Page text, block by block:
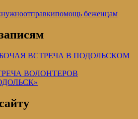
нужноотправкипомощь беженцам
ВСТРЕЧА В ПОДОЛЬСКОМ
ВОЛОНТЕРОВ